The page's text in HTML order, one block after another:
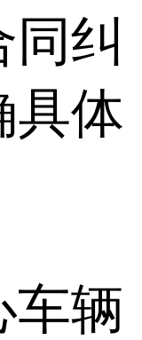
同纠
具体
车辆